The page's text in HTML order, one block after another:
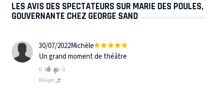
LES AVIS DES SPECTATEURS SUR MARIE DES POULES,
GOUVERNANTE CHEZ GEORGE SAND
30/07/2022Michèle
Un grand moment de théâtre
0
0
Réagir